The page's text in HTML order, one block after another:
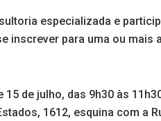
especializada e
inscrever para uma ou mais
de julho, das 9h30 às
1612, esquina com a